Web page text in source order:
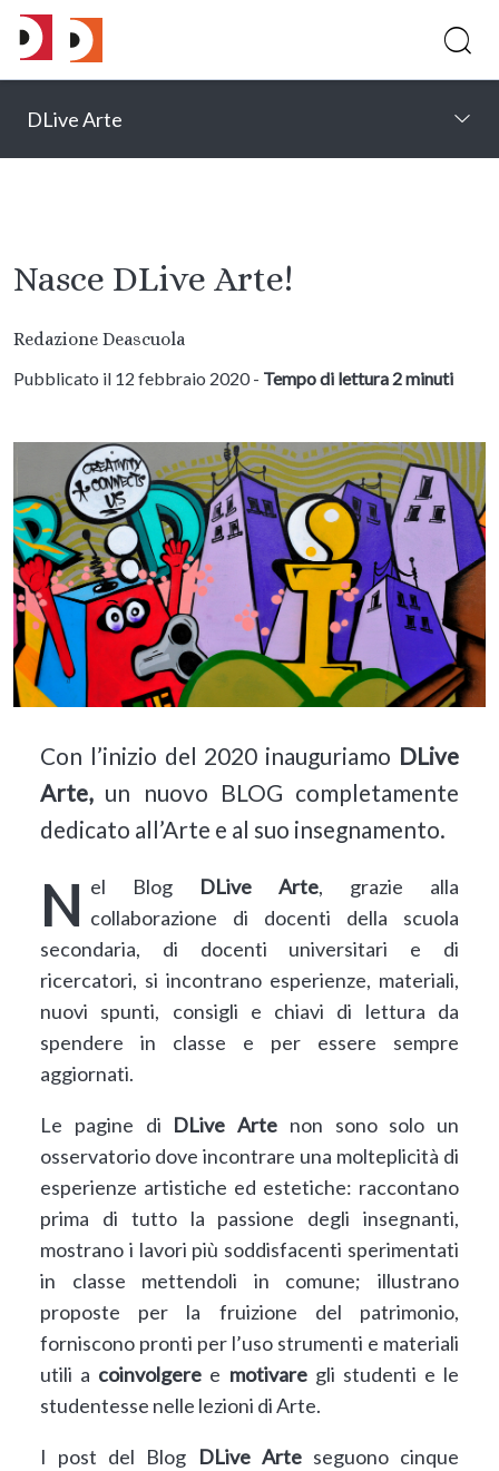
DLive Arte
Nasce DLive Arte!
Redazione Deascuola
Pubblicato il 12 febbraio 2020 - Tempo di lettura 2 minuti
Con l’inizio del 2020 inauguriamo DLive
Arte,un nuovo BLOG completamente
dedicato all’Arte e al suo insegnamento.
Nel Blog DLive Arte, grazie alla
collaborazione di docenti della scuola
secondaria, di docenti universitari e di
ricercatori, si incontrano esperienze, materiali,
nuovi spunti, consigli e chiavi di lettura da
spendere in classe e per essere sempre
aggiornati.
Le pagine di DLive Arte non sono solo un
osservatorio dove incontrare una molteplicità di
esperienze artistiche ed estetiche: raccontano
prima di tutto la passione degli insegnanti,
mostrano i lavori più soddisfacenti sperimentati
in classe mettendoli in comune; illustrano
proposte per la fruizione del patrimonio,
forniscono pronti per l’uso strumenti e materiali
utili a coinvolgere e motivaregli studenti e le
studentesse nelle lezioni di Arte.
I post del Blog DLive Arteseguono cinque